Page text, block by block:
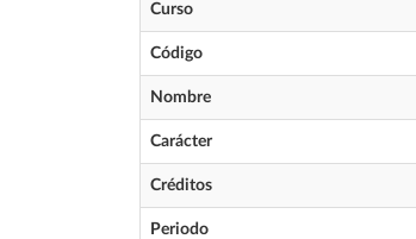
Curso
Código
Nombre
Carácter
Créditos
Periodo